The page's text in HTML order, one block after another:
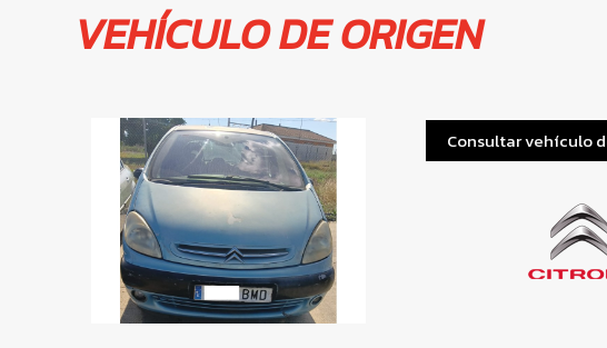
VEHÍCULO DE ORIGEN
Consultar vehículo